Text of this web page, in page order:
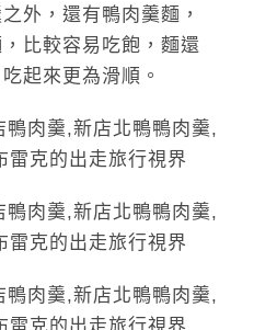
外，還有鴨肉羹麵，
比較容易吃飽，麵還
起來更為滑順。